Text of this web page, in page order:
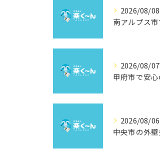
2026/08/08
2026/08/07
2026/08/06